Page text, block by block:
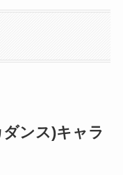
ンス)キャラ